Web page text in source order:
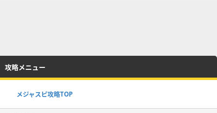
攻略メニュー
メジャスピ攻略TOP